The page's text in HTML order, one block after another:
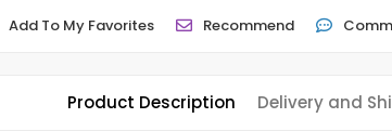
Add To My Favorites Recommend
Product Description Delivery and